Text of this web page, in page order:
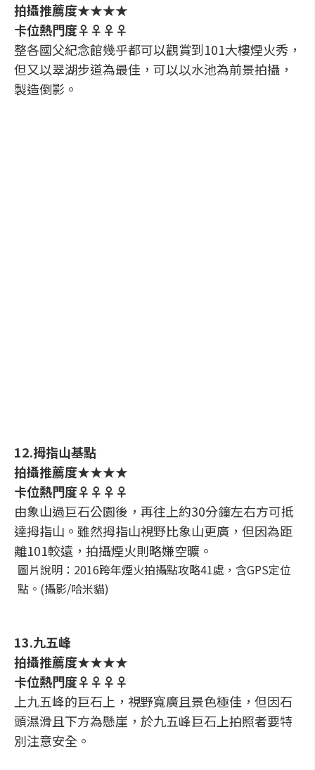
拍攝推薦度★★★★
卡位熱門度♀♀♀♀
整各國父紀念館幾乎都可以觀賞到101大樓煙火秀，
但又以翠湖步道為最佳，可以以水池為前景拍攝，
製造倒影。
12.拇指山基點
拍攝推薦度★★★★
卡位熱門度♀♀♀♀
由象山過巨石公園後，再往上約30分鐘左右方可抵
達拇指山。雖然拇指山視野比象山更廣，但因為距
離101較遠，拍攝煙火則略嫌空曠。
圖片說明：2016跨年煙火拍攝點攻略41處，含GPS定位
點。(攝影/哈米貓)
13.九五峰
拍攝推薦度★★★★
卡位熱門度♀♀♀♀
上九五峰的巨石上，視野寬廣且景色極佳，但因石
頭濕滑且下方為懸崖，於九五峰巨石上拍照者要特
別注意安全。